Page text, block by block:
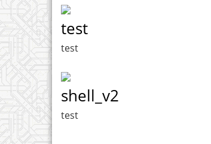
test
test
shell_v2
test